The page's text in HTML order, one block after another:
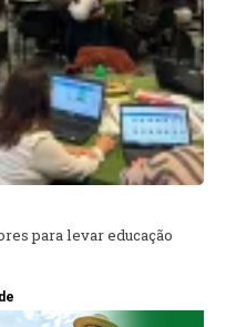
para levar educação